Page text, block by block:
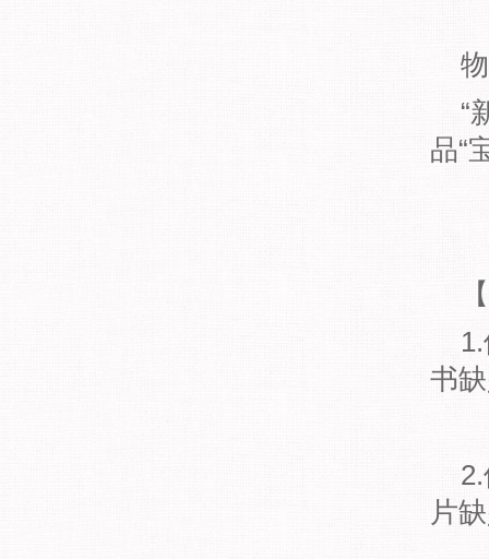
物
“
品“
【
1.
书
2.
片